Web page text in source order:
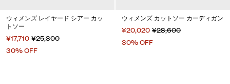
ウィメンズ レイヤード シアー カッ
トソー
¥17,710 ¥25,300
30% OFF
ウィメンズ カットソー カーディガン
¥20,020 ¥28,600
30% OFF